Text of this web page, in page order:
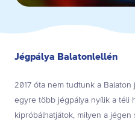
Jégpálya Balatonlellén
2017 óta nem tudtunk a
egyre több jégpálya nyílik a téli
kipróbálhatjátok, milyen a jégen